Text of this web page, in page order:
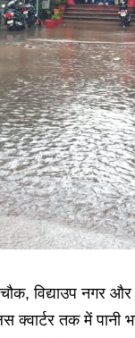
विद्याउप नगर
क्वार्टर तक में पानी